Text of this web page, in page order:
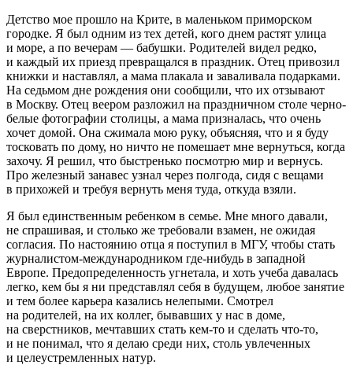
Детство мое прошло на Крите, в маленьком приморском
городке. Я был одним из тех детей, кого днем растят улица
и море, а по вечерам — бабушки. Родителей видел редко,
и каждый их приезд превращался в праздник. Отец привозил
книжки и наставлял, а мама плакала и заваливала подарками.
На седьмом дне рождения они сообщили, что их отзывают
в Москву. Отец веером разложил на праздничном столе черно-
белые фотографии столицы, а мама призналась, что очень
хочет домой. Она сжимала мою руку, объясняя, что и я буду
тосковать по дому, но ничто не помешает мне вернуться, когда
захочу. Я решил, что быстренько посмотрю мир и вернусь.
Про железный занавес узнал через полгода, сидя с вещами
в прихожей и требуя вернуть меня туда, откуда взяли.
Я был единственным ребенком в семье. Мне много давали,
не спрашивая, и столько же требовали взамен, не ожидая
согласия. По настоянию отца я поступил в МГУ, чтобы стать
журналистом-международником где-нибудь в западной
Европе. Предопределенность угнетала, и хоть учеба давалась
легко, кем бы я ни представлял себя в будущем, любое занятие
и тем более карьера казались нелепыми. Смотрел
на родителей, на их коллег, бывавших у нас в доме,
на сверстников, мечтавших стать кем-то и сделать что-то,
и не понимал, что я делаю среди них, столь увлеченных
и целеустремленных натур.